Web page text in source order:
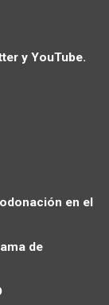
y YouTube.
en el
de